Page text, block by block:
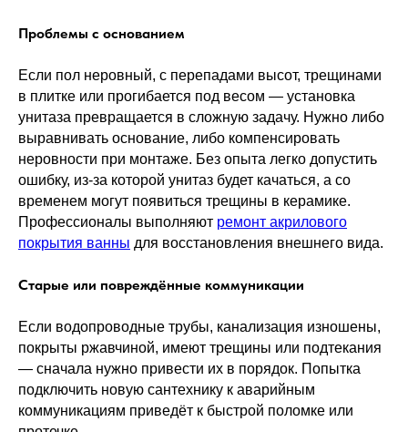
Проблемы с основанием
Если пол неровный, с перепадами высот, трещинами
в плитке или прогибается под весом — установка
унитаза превращается в сложную задачу. Нужно либо
выравнивать основание, либо компенсировать
неровности при монтаже. Без опыта легко допустить
ошибку, из-за которой унитаз будет качаться, а со
временем могут появиться трещины в керамике.
Профессионалы выполняют ремонт акрилового
покрытия ванны для восстановления внешнего вида.
Старые или повреждённые коммуникации
Если водопроводные трубы, канализация изношены,
покрыты ржавчиной, имеют трещины или подтекания
— сначала нужно привести их в порядок. Попытка
подключить новую сантехнику к аварийным
коммуникациям приведёт к быстрой поломке или